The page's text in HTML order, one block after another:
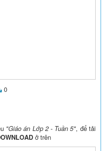
0
"Giáo án Lớp 2 - Tuần 5", để tải
ở trên